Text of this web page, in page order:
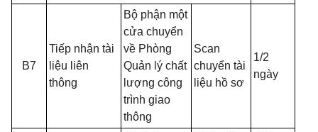
B7
Tiếp nhận tài
liệu liên
thông
Bộ phận một
cửa chuyển
về Phòng
Quản lý chất
lượng công
trình giao
thông
Scan
chuyển tài
liệu hồ sơ
1/2
ngày